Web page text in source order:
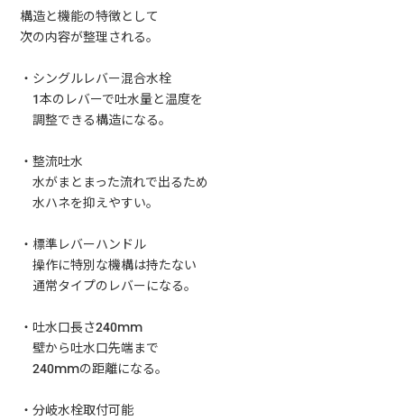
構造と機能の特徴として
次の内容が整理される。
・シングルレバー混合水栓
1本のレバーで吐水量と温度を
調整できる構造になる。
・整流吐水
水がまとまった流れで出るため
水ハネを抑えやすい。
・標準レバーハンドル
操作に特別な機構は持たない
通常タイプのレバーになる。
・吐水口長さ240mm
壁から吐水口先端まで
240mmの距離になる。
・分岐水栓取付可能